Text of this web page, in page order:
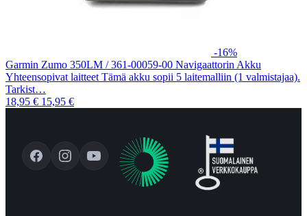
-16%
Garmin Zumo 350LM / 361-00059-00 Navigaattorin Akku
Yhteensopivat laitteet Tämä akku sopii 5 laitemalliin (1 valmistajaa).
Tarkist…
18,95 € 15,95 €